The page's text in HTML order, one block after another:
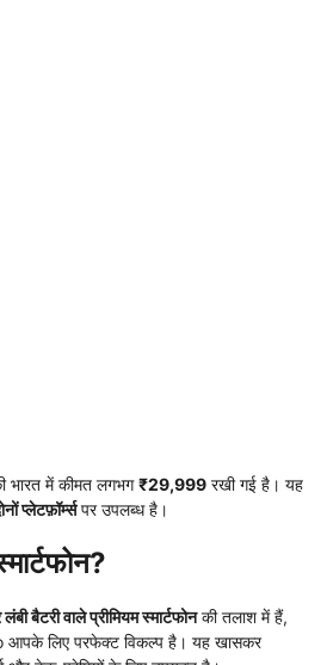
में कीमत लगभग₹29,999 रखी गई है। यह
प्लेटफ़ॉर्म्सपर उपलब्ध है।
बैटरी वाले प्रीमियम स्मार्टफोनकी तलाश में हैं,
लिए परफेक्ट विकल्प है। यह खासकर